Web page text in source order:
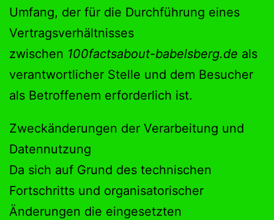
Umfang, der für die Durchführung eines
Vertragsverhältnisses
zwischen 100factsabout-babelsberg.de als
verantwortlicher Stelle und dem Besucher
als Betroffenem erforderlich ist.
Zweckänderungen der Verarbeitung und
Datennutzung
Da sich auf Grund des technischen
Fortschritts und organisatorischer
Änderungen die eingesetzten